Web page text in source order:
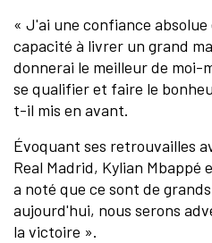
« J'ai une confiance absolue
capacité à livrer un grand
donnerai le meilleur de moi-
se qualifier et faire le
t-il mis en avant.
Évoquant ses retrouvailles
Real Madrid, Kylian Mbappé
a noté que ce sont de
aujourd'hui, nous serons
la victoire ».